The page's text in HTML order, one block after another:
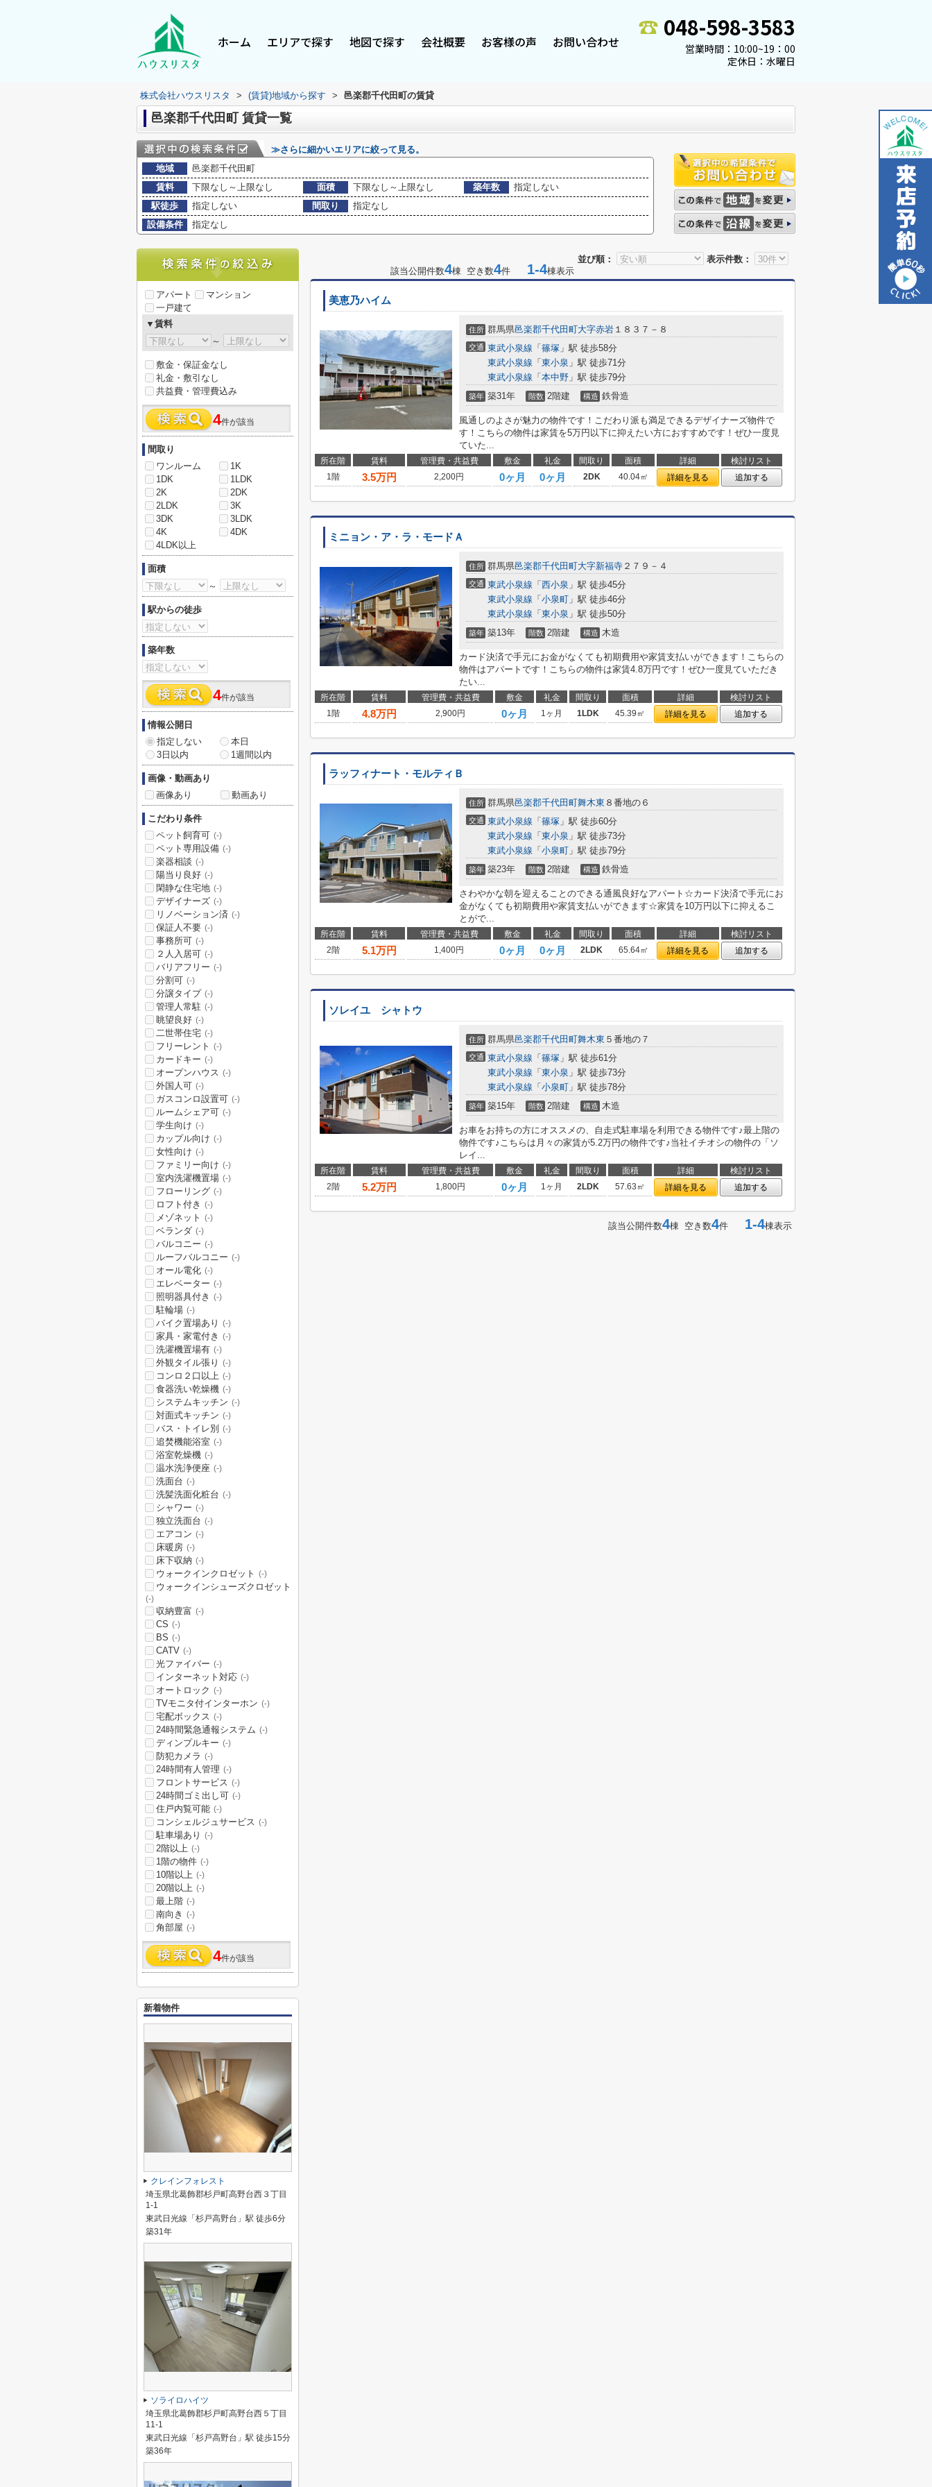
ホーム エリアで探す 地図で探す 会社概要 お客様の声 お問い合わせ
048-598-3583
営業時間：10:00~19：00
定休日：水曜日
株式会社ハウスリスタ > (賃貸)地域から探す > 邑楽郡千代田町の賃貸
邑楽郡千代田町 賃貸一覧
≫さらに細かいエリアに絞って見る。
地域
邑楽郡千代田町
賃料
下限なし～上限なし 面積 下限なし～上限なし 築年数
指定しない
駅徒歩
指定しない 間取り
指定なし
設備条件
指定なし
並び順：
表示件数：
該当公開件数4棟 空き数4件 1-4棟表示
美恵乃ハイム
住所 群馬県邑楽郡千代田町大字赤岩 １８３７－８
交通 東武小泉線 「 篠塚 」駅 徒歩58分
東武小泉線 「 東小泉 」駅 徒歩71分
東武小泉線 「 本中野 」駅 徒歩79分
築年 築31年 階数 2階建 構造 鉄骨造
風通しのよさが魅力の物件です！こだわり派も満足できるデザイナーズ物件で
す！こちらの物件は家賃を5万円以下に抑えたい方におすすめです！ぜひ一度見
ていた...
所在階 賃料 管理費・共益費 敷金 礼金 間取り 面積 詳細
検討リスト
1階
3.5万円 2,200円 0ヶ月 0ヶ月 2DK 40.04㎡ 詳細を見る 追加する
ミニョン・ア・ラ・モードＡ
住所 群馬県邑楽郡千代田町大字新福寺 ２７９－４
交通 東武小泉線 「 西小泉 」駅 徒歩45分
東武小泉線 「 小泉町 」駅 徒歩46分
東武小泉線 「 東小泉 」駅 徒歩50分
築年 築13年 階数 2階建 構造 木造
カード決済で手元にお金がなくても初期費用や家賃支払いができます！こちらの
物件はアパートです！こちらの物件は家賃4.8万円です！ぜひ一度見ていただき
たい...
所在階 賃料 管理費・共益費 敷金 礼金 間取り 面積 詳細
検討リスト
1階
4.8万円 2,900円 0ヶ月 1ヶ月 1LDK 45.39㎡ 詳細を見る 追加する
ラッフィナート・モルティＢ
住所 群馬県邑楽郡千代田町舞木東 ８番地の６
交通 東武小泉線 「 篠塚 」駅 徒歩60分
東武小泉線 「 東小泉 」駅 徒歩73分
東武小泉線 「 小泉町 」駅 徒歩79分
築年 築23年 階数 2階建 構造 鉄骨造
さわやかな朝を迎えることのできる通風良好なアパート☆カード決済で手元にお
金がなくても初期費用や家賃支払いができます☆家賃を10万円以下に抑えるこ
とがで...
所在階 賃料 管理費・共益費 敷金 礼金 間取り 面積 詳細
検討リスト
2階
5.1万円 1,400円 0ヶ月 0ヶ月 2LDK 65.64㎡ 詳細を見る 追加する
ソレイユ シャトウ
住所 群馬県邑楽郡千代田町舞木東 ５番地の７
交通 東武小泉線 「 篠塚 」駅 徒歩61分
東武小泉線 「 東小泉 」駅 徒歩73分
東武小泉線 「 小泉町 」駅 徒歩78分
築年 築15年 階数 2階建 構造 木造
お車をお持ちの方にオススメの、自走式駐車場を利用できる物件です♪最上階の
物件です♪こちらは月々の家賃が5.2万円の物件です♪当社イチオシの物件の「ソ
レイ...
所在階 賃料 管理費・共益費 敷金 礼金 間取り 面積 詳細
検討リスト
2階
5.2万円 1,800円 0ヶ月 1ヶ月 2LDK 57.63㎡ 詳細を見る 追加する
該当公開件数4棟 空き数4件 1-4棟表示
アパート
マンション
一戸建て
▼賃料
～
敷金・保証金なし
礼金・敷引なし
共益費・管理費込み
4件が該当
間取り
ワンルーム
1K
1DK
1LDK
2K
2DK
2LDK
3K
3DK
3LDK
4K
4DK
4LDK以上
面積
～
駅からの徒歩
築年数
4件が該当
情報公開日
指定しない
本日
3日以内
1週間以内
画像・動画あり
画像あり
動画あり
こだわり条件
ペット飼育可 (-)
ペット専用設備 (-)
楽器相談 (-)
陽当り良好 (-)
閑静な住宅地 (-)
デザイナーズ (-)
リノベーション済 (-)
保証人不要 (-)
事務所可 (-)
２人入居可 (-)
バリアフリー (-)
分割可 (-)
分譲タイプ (-)
管理人常駐 (-)
眺望良好 (-)
二世帯住宅 (-)
フリーレント (-)
カードキー (-)
オープンハウス (-)
外国人可 (-)
ガスコンロ設置可 (-)
ルームシェア可 (-)
学生向け (-)
カップル向け (-)
女性向け (-)
ファミリー向け (-)
室内洗濯機置場 (-)
フローリング (-)
ロフト付き (-)
メゾネット (-)
ベランダ (-)
バルコニー (-)
ルーフバルコニー (-)
オール電化 (-)
エレベーター (-)
照明器具付き (-)
駐輪場 (-)
バイク置場あり (-)
家具・家電付き (-)
洗濯機置場有 (-)
外観タイル張り (-)
コンロ２口以上 (-)
食器洗い乾燥機 (-)
システムキッチン (-)
対面式キッチン (-)
バス・トイレ別 (-)
追焚機能浴室 (-)
浴室乾燥機 (-)
温水洗浄便座 (-)
洗面台 (-)
洗髪洗面化粧台 (-)
シャワー (-)
独立洗面台 (-)
エアコン (-)
床暖房 (-)
床下収納 (-)
ウォークインクロゼット (-)
ウォークインシューズクロゼット
(-)
収納豊富 (-)
CS (-)
BS (-)
CATV (-)
光ファイバー (-)
インターネット対応 (-)
オートロック (-)
TVモニタ付インターホン (-)
宅配ボックス (-)
24時間緊急通報システム (-)
ディンプルキー (-)
防犯カメラ (-)
24時間有人管理 (-)
フロントサービス (-)
24時間ゴミ出し可 (-)
住戸内覧可能 (-)
コンシェルジュサービス (-)
駐車場あり (-)
2階以上 (-)
1階の物件 (-)
10階以上 (-)
20階以上 (-)
最上階 (-)
南向き (-)
角部屋 (-)
4件が該当
新着物件
クレインフォレスト
埼玉県北葛飾郡杉戸町高野台西３丁目
1-1
東武日光線「杉戸高野台」駅 徒歩6分
築31年
ソライロハイツ
埼玉県北葛飾郡杉戸町高野台西５丁目
11-1
東武日光線「杉戸高野台」駅 徒歩15分
築36年